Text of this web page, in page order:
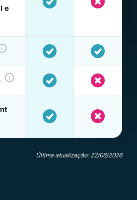
e
Última atualização: 22/06/2026